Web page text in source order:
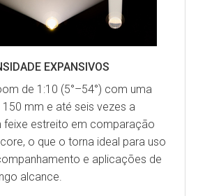
EXPANSIVOS
de 1:10 (5°–54°) com uma
mm e até seis vezes a
feixe estreito em comparação
o que o torna ideal para uso
e aplicações de
alcance.